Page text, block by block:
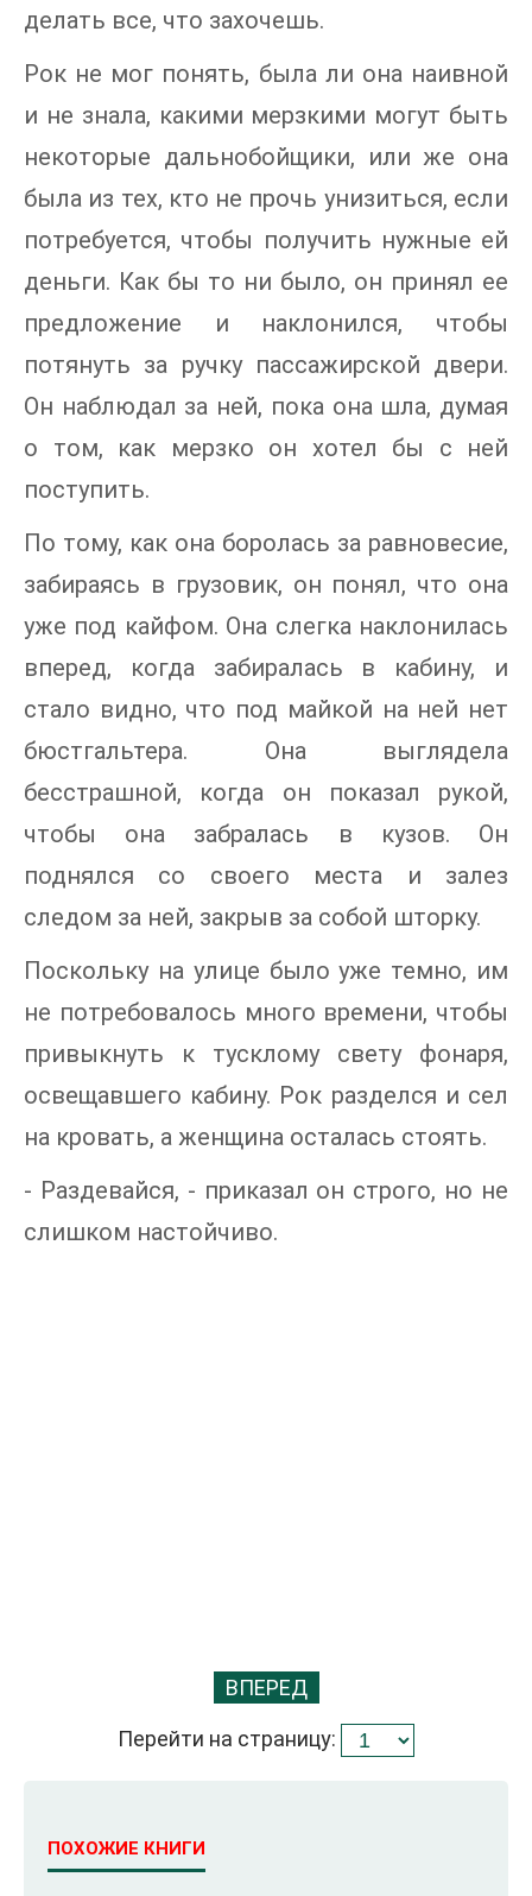
делать все, что захочешь.
Рок не мог понять, была ли она наивной
и не знала, какими мерзкими могут быть
некоторые дальнобойщики, или же она
была из тех, кто не прочь унизиться, если
потребуется, чтобы получить нужные ей
деньги. Как бы то ни было, он принял ее
предложение и наклонился, чтобы
потянуть за ручку пассажирской двери.
Он наблюдал за ней, пока она шла, думая
о том, как мерзко он хотел бы с ней
поступить.
По тому, как она боролась за равновесие,
забираясь в грузовик, он понял, что она
уже под кайфом. Она слегка наклонилась
вперед, когда забиралась в кабину, и
стало видно, что под майкой на ней нет
бюстгальтера. Она выглядела
бесстрашной, когда он показал рукой,
чтобы она забралась в кузов. Он
поднялся со своего места и залез
следом за ней, закрыв за собой шторку.
Поскольку на улице было уже темно, им
не потребовалось много времени, чтобы
привыкнуть к тусклому свету фонаря,
освещавшего кабину. Рок разделся и сел
на кровать, а женщина осталась стоять.
- Раздевайся, - приказал он строго, но не
слишком настойчиво.
ВПЕРЕД
Перейти на страницу:
ПОХОЖИЕ КНИГИ